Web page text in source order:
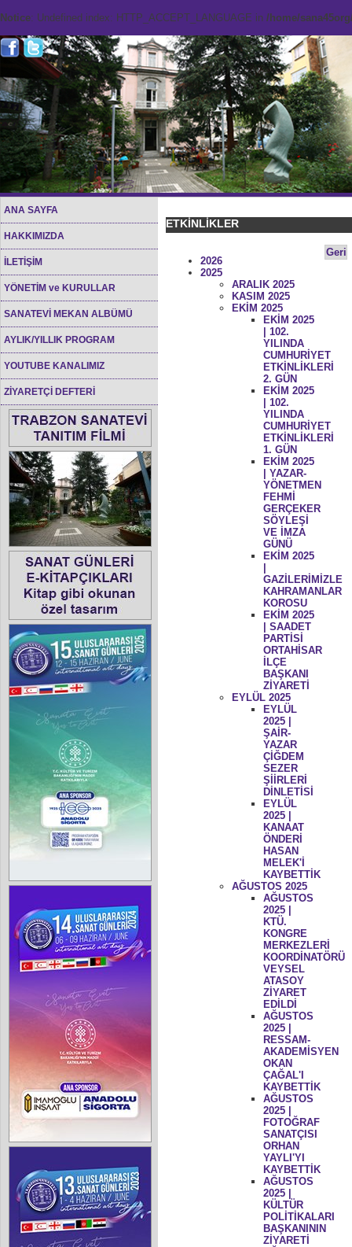
Notice: Undefined index: HTTP_ACCEPT_LANGUAGE in /home/
ANA SAYFA
HAKKIMIZDA
İLETİŞİM
YÖNETİM ve KURULLAR
SANATEVİ MEKAN ALBÜMÜ
AYLIK/YILLIK PROGRAM
YOUTUBE KANALIMIZ
ZİYARETÇİ DEFTERİ
ETKİNLİKLER
Geri
2026
2025
ARALIK 2025
KASIM 2025
EKİM 2025
EKİM 2025
| 102.
YILINDA
CUMHURİYET
ETKİNLİKLERİ
2. GÜN
EKİM 2025
| 102.
YILINDA
CUMHURİYET
ETKİNLİKLERİ
1. GÜN
EKİM 2025
| YAZAR-
YÖNETMEN
FEHMİ
GERÇEKER
SÖYLEŞİ
VE İMZA
GÜNÜ
EKİM 2025
GAZİLERİMİZLE
KAHRAMANLAR
KOROSU
EKİM 2025
| SAADET
PARTİSİ
ORTAHİSAR
İLÇE
BAŞKANI
ZİYARETİ
EYLÜL 2025
EYLÜL
2025 |
ŞAİR-
YAZAR
ÇİĞDEM
SEZER
ŞİİRLERİ
DİNLETİSİ
EYLÜL
2025 |
KANAAT
ÖNDERİ
HASAN
MELEK'İ
KAYBETTİK
AĞUSTOS 2025
AĞUSTOS
2025 |
KTÜ.
KONGRE
MERKEZLERİ
KOORDİNATÖRÜ
VEYSEL
ATASOY
ZİYARET
EDİLDİ
AĞUSTOS
2025 |
RESSAM-
AKADEMİSYEN
OKAN
ÇAĞAL'I
KAYBETTİK
AĞUSTOS
2025 |
FOTOĞRAF
SANATÇISI
ORHAN
YAYLI'YI
KAYBETTİK
AĞUSTOS
2025 |
KÜLTÜR
POLİTİKALARI
BAŞKANININ
ZİYARETİ